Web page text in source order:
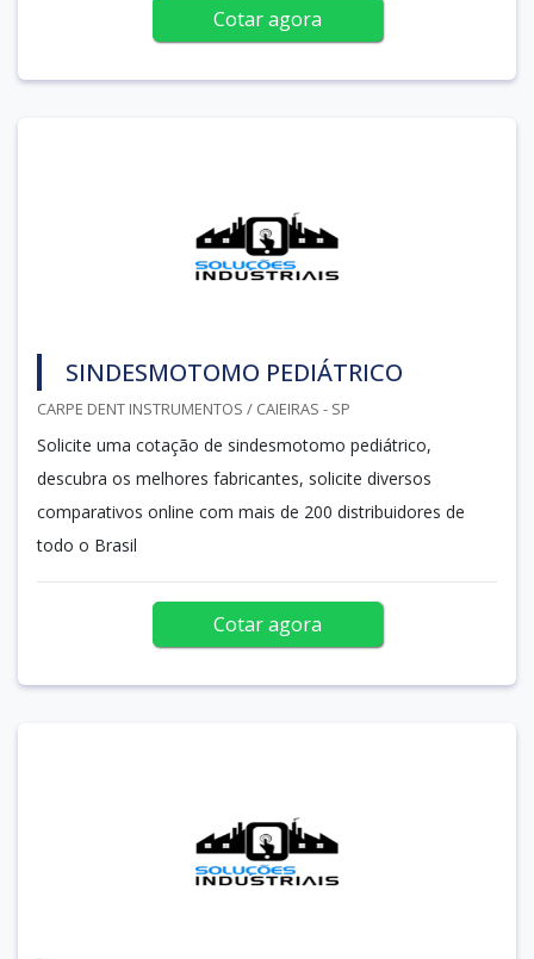
Cotar agora
SINDESMOTOMO PEDIÁTRICO
CARPE DENT INSTRUMENTOS / CAIEIRAS - SP
Solicite uma cotação de sindesmotomo pediátrico,
descubra os melhores fabricantes, solicite diversos
comparativos online com mais de 200 distribuidores de
todo o Brasil
Cotar agora